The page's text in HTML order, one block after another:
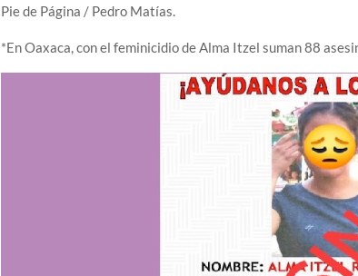
Pie de Página / Pedro Matías.
*En Oaxaca, con el feminicidio de Alma Itzel suman 88